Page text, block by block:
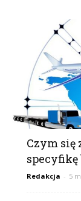
Czym się
specyfikę
Redakcja - 5